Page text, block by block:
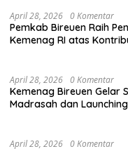
April 28, 2026 0 Komentar
Pemkab Bireuen Raih
Kemenag RI atas
April 28, 2026 0 Komentar
Kemenag Bireuen Gelar
Madrasah dan
April 28, 2026 0 Komentar